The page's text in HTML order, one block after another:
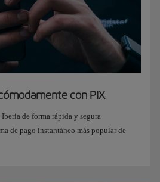
con PIX
de forma rápida y segura
de pago instantáneo más popular de